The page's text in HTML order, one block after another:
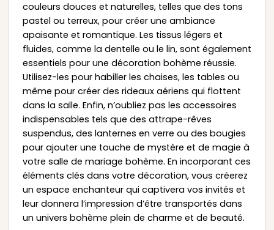
couleurs douces et naturelles, telles que des tons
pastel ou terreux, pour créer une ambiance
apaisante et romantique. Les tissus légers et
fluides, comme la dentelle ou le lin, sont également
essentiels pour une décoration bohème réussie.
Utilisez-les pour habiller les chaises, les tables ou
même pour créer des rideaux aériens qui flottent
dans la salle. Enfin, n’oubliez pas les accessoires
indispensables tels que des attrape-rêves
suspendus, des lanternes en verre ou des bougies
pour ajouter une touche de mystère et de magie à
votre salle de mariage bohème. En incorporant ces
éléments clés dans votre décoration, vous créerez
un espace enchanteur qui captivera vos invités et
leur donnera l’impression d’être transportés dans
un univers bohème plein de charme et de beauté.